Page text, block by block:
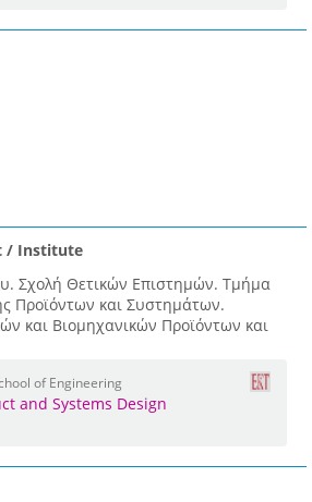
/ Institute
Σχολή Θετικών Επιστημών. Τμήμα
Προϊόντων και Συστημάτων.
και Βιομηχανικών Προϊόντων και
of Engineering
and Systems Design